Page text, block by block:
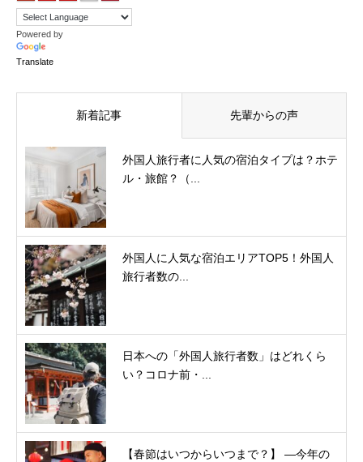
Powered by
Translate
新着記事 先輩からの声
外国人旅行者に人気の宿泊タイプは？ホテ
ル・旅館？（...
外国人に人気な宿泊エリアTOP5！外国人
旅行者数の...
日本への「外国人旅行者数」はどれくら
い？コロナ前・...
【春節はいつからいつまで？】 ―今年の